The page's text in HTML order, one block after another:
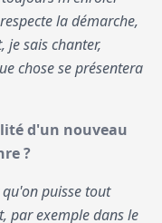
la démarche,
je sais chanter,
chose se présentera
d'un nouveau
?
puisse tout
par exemple dans le